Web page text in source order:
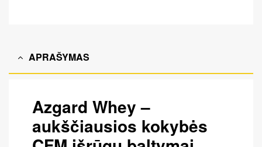
APRAŠYMAS
Azgard Whey –
aukščiausios kokybės